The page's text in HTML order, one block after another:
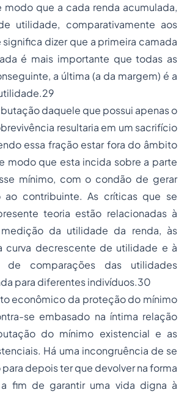
que a cada renda acumulada,
utilidade, comparativamente aos
significa dizer que a primeira camada
é mais importante que todas as
a última (a da margem) é a
daquele que possui apenas o
resultaria em um sacrifício
essa fração estar fora do âmbito
modo que esta incida sobre a parte
mínimo, com o condão de gerar
ao contribuinte. As críticas que se
teoria estão relacionadas à
da utilidade da renda, às
curva decrescente de utilidade e à
de comparações das utilidades
para diferentes indivíduos.30
econômico da proteção do mínimo
se embasado na íntima relação
do mínimo existencial e as
Há uma incongruência de se
depois ter que devolver na forma
fim de garantir uma vida digna à